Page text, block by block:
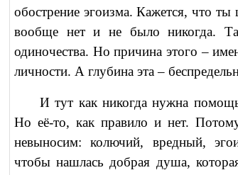
обострение эгоизма. Кажется, что
вообще нет и не было никогда.
одиночества. Но причина этого –
личности. А глубина эта –
И тут как никогда нужна
Но её-то, как правило и нет.
невыносим: колючий, вредный,
чтобы нашлась добрая душа,